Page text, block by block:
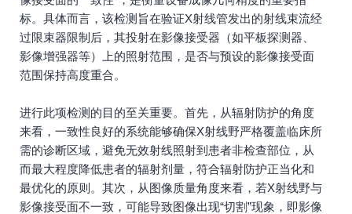
标。具体而言，该检测旨在验证X射线管发出的射线束流经
过限束器限制后，其投射在影像接受器（如平板探测器、
影像增强器等）上的照射范围，是否与预设的影像接受面
范围保持高度重合。
进行此项检测的目的至关重要。首先，从辐射防护的角度
来看，一致性良好的系统能够确保X射线野严格覆盖临床所
需的诊断区域，避免无效射线照射到患者非检查部位，从
而最大程度降低患者的辐射剂量，符合辐射防护正当化和
最优化的原则。其次，从图像质量角度来看，若X射线野与
影像接受面不一致，可能导致图像出现“切割”现象，即影像